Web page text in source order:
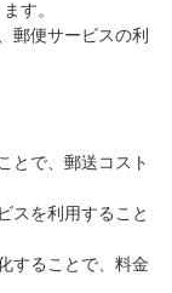
す。
郵便サービスの利
とで、郵送コスト
スを利用すること
することで、料金